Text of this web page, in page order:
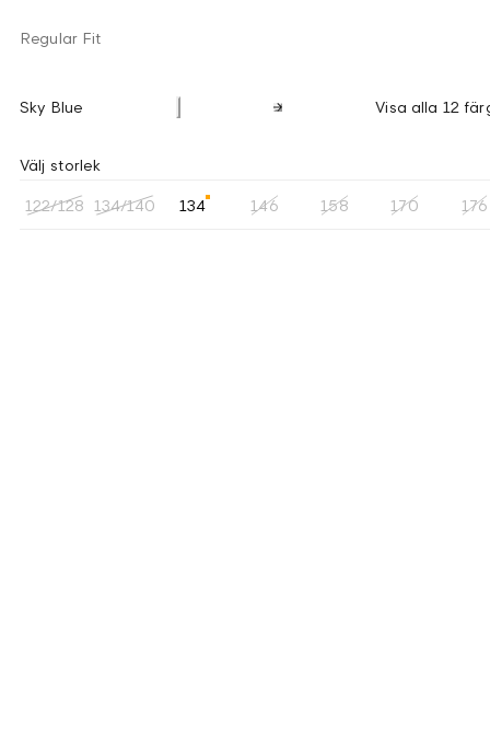
Regular Fit
Sky Blue Visa alla 12
Välj storlek
122/128 134/140 134 146 158 170 176